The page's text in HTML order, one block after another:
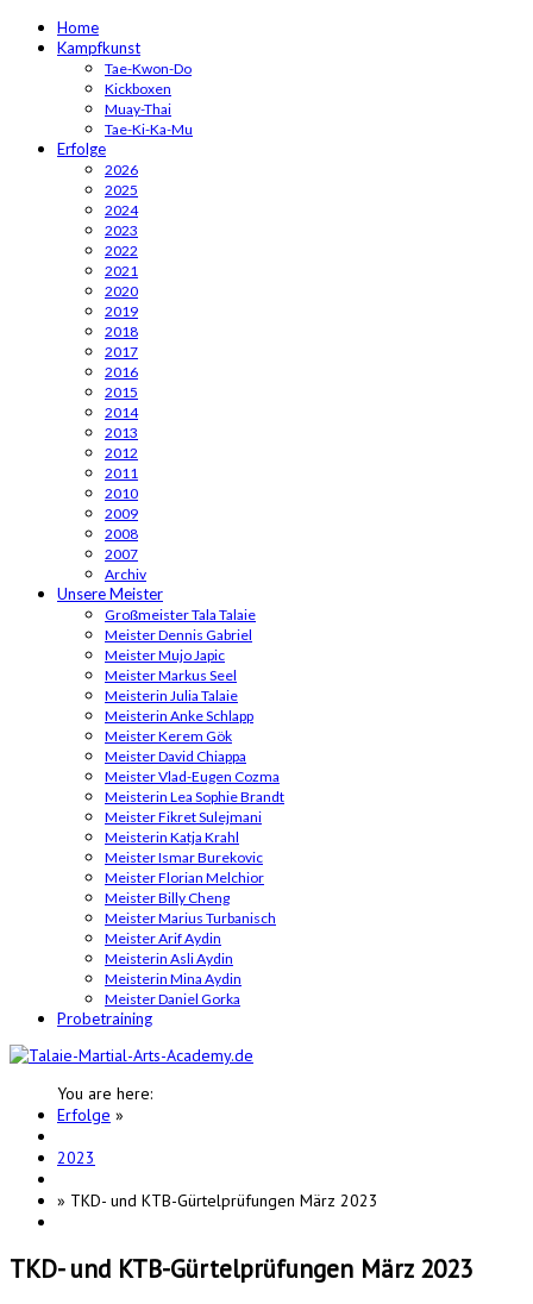
Home
Kampfkunst
Tae-Kwon-Do
Kickboxen
Muay-Thai
Tae-Ki-Ka-Mu
Erfolge
2026
2025
2024
2023
2022
2021
2020
2019
2018
2017
2016
2015
2014
2013
2012
2011
2010
2009
2008
2007
Archiv
Unsere Meister
Großmeister Tala Talaie
Meister Dennis Gabriel
Meister Mujo Japic
Meister Markus Seel
Meisterin Julia Talaie
Meisterin Anke Schlapp
Meister Kerem Gök
Meister David Chiappa
Meister Vlad-Eugen Cozma
Meisterin Lea Sophie Brandt
Meister Fikret Sulejmani
Meisterin Katja Krahl
Meister Ismar Burekovic
Meister Florian Melchior
Meister Billy Cheng
Meister Marius Turbanisch
Meister Arif Aydin
Meisterin Asli Aydin
Meisterin Mina Aydin
Meister Daniel Gorka
Probetraining
You are here:
Erfolge »
2023
» TKD- und KTB-Gürtelprüfungen März 2023
TKD- und KTB-Gürtelprüfungen März 2023